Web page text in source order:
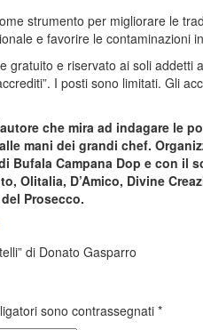
strumento per migliorare le
e favorire le contaminazioni
gratuito e riservato ai soli addetti
I posti sono limitati. Gli
che mira ad indagare le
mani dei grandi chef.
Bufala Campana Dop e con il
Olitalia, D’Amico, Divine
Prosecco.
di Donato Gasparro
sono contrassegnati*